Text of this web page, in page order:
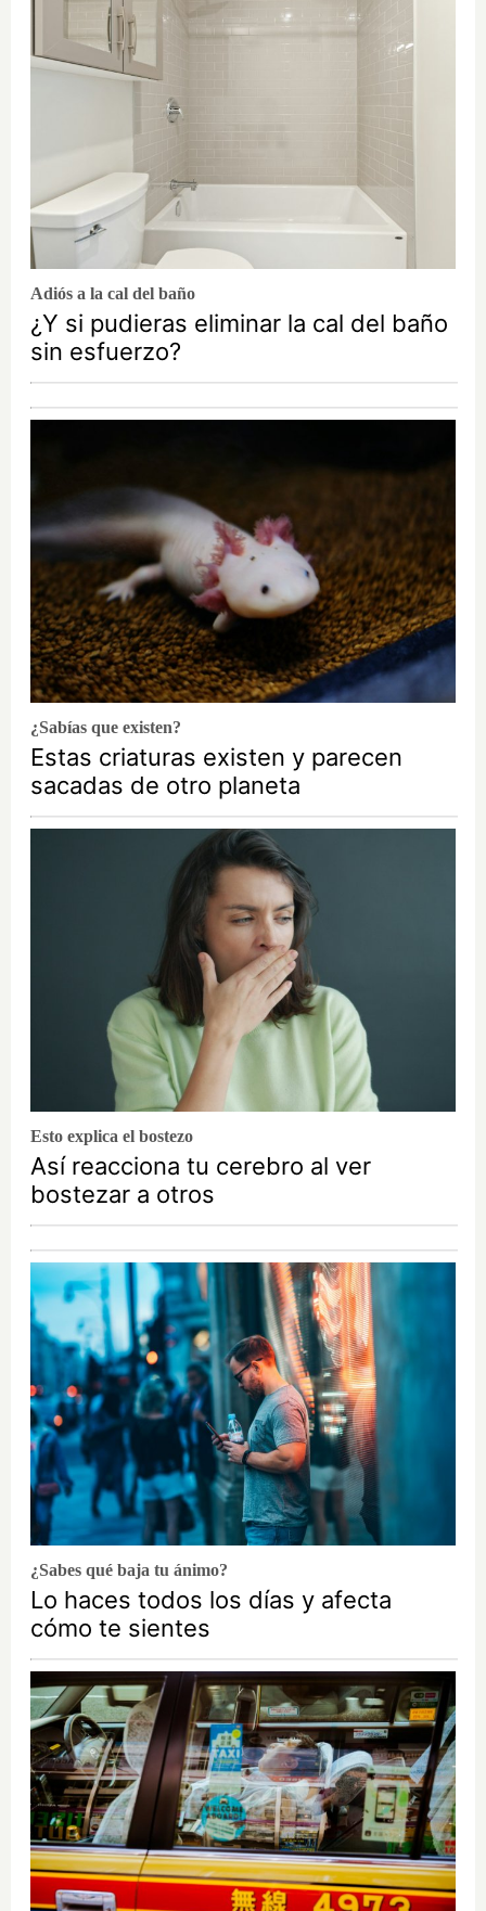
Adiós a la cal del baño
¿Y si pudieras eliminar la cal del baño
sin esfuerzo?
¿Sabías que existen?
Estas criaturas existen y parecen
sacadas de otro planeta
Esto explica el bostezo
Así reacciona tu cerebro al ver
bostezar a otros
¿Sabes qué baja tu ánimo?
Lo haces todos los días y afecta
cómo te sientes